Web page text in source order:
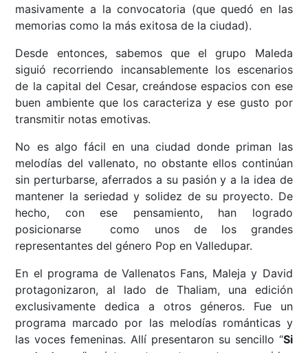
masivamente a la convocatoria (que quedó en las
memorias como la más exitosa de la ciudad).
Desde entonces, sabemos que el grupo Maleda
siguió recorriendo incansablemente los escenarios
de la capital del Cesar, creándose espacios con ese
buen ambiente que los caracteriza y ese gusto por
transmitir notas emotivas.
No es algo fácil en una ciudad donde priman las
melodías del vallenato, no obstante ellos continúan
sin perturbarse, aferrados a su pasión y a la idea de
mantener la seriedad y solidez de su proyecto. De
hecho, con ese pensamiento, han logrado
posicionarse como unos de los grandes
representantes del género Pop en Valledupar.
En el programa de Vallenatos Fans, Maleja y David
protagonizaron, al lado de Thaliam, una edición
exclusivamente dedica a otros géneros. Fue un
programa marcado por las melodías románticas y
las voces femeninas. Allí presentaron su sencillo “Si